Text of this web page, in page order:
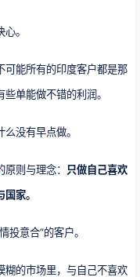
。
可能所有的印度客户都是那
单能做不错的利润。
没有早点做。
原则与理念：
只做自己喜欢
家。
投意合”的客户。
糊的市场里，与自己不喜欢